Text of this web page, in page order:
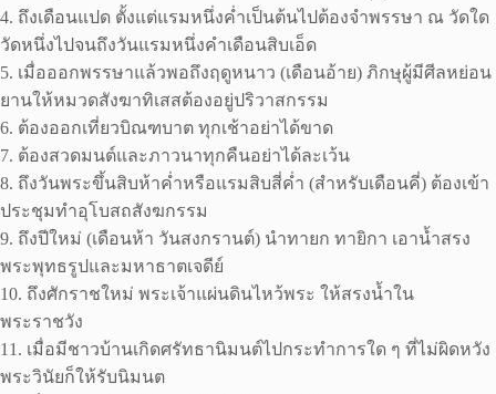
4. ถึงเดือนแปด ตั้งแต่แรมหนึ่งค่ำเป็นต้นไปต้องจําพรรษา ณ วัดใด
วัดหนึ่งไปจนถึงวันแรมหนึ่งคําเดือนสิบเอ็ด
5. เมื่อออกพรรษาแล้วพอถึงฤดูหนาว (เดือนอ้าย) ภิกษุผู้มีศีลหย่อน
ยานให้หมวดสังฆาทิเสสต้องอยู่ปริวาสกรรม
6. ต้องออกเที่ยวบิณฑบาต ทุกเช้าอย่าได้ขาด
7. ต้องสวดมนต์และภาวนาทุกคืนอย่าได้ละเว้น
8. ถึงวันพระขึ้นสิบห้าค่ำหรือแรมสิบสี่ค่ำ (สําหรับเดือนคี่) ต้องเข้า
ประชุมทําอุโบสถสังฆกรรม
9. ถึงปีใหม่ (เดือนห้า วันสงกรานต์) นําทายก ทายิกา เอาน้ำสรง
พระพุทธรูปและมหาธาตเจดีย์
10. ถึงศักราชใหม่ พระเจ้าแผ่นดินไหว้พระ ให้สรงน้ำใน
พระราชวัง
11. เมื่อมีชาวบ้านเกิดศรัทธานิมนต์ไปกระทําการใด ๆ ที่ไม่ผิดหวัง
พระวินัยก็ให้รับนิมนต